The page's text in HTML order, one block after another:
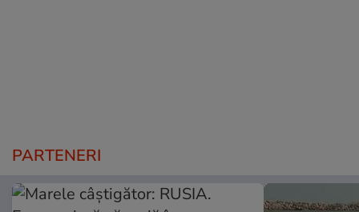
PARTENERI